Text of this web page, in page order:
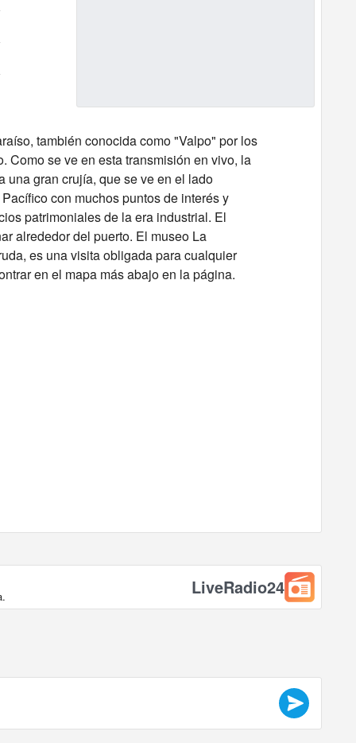
también conocida como "Valpo" por los
Como se ve en esta transmisión en vivo, la
una gran crujía, que se ve en el lado
con muchos puntos de interés y
patrimoniales de la era industrial. El
alrededor del puerto. El museo La
es una visita obligada para cualquier
en el mapa más abajo en la página.
LiveRadio24